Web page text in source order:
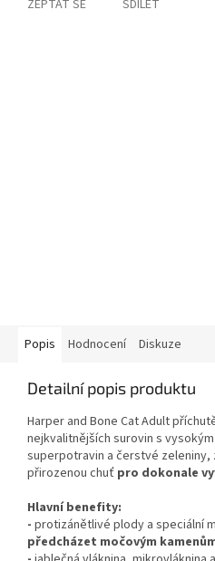
ZEPTAT SE SDÍLET
Popis Hodnocení Diskuze
Detailní popis produktu
Harper and Bone Cat Adult
nejkvalitnějších surovin s
superpotravin a čerstvé zeleniny,
přirozenou chuť pro dokonale
Hlavní benefity:
- protizánětlivé plody a speciální
předcházet močovým